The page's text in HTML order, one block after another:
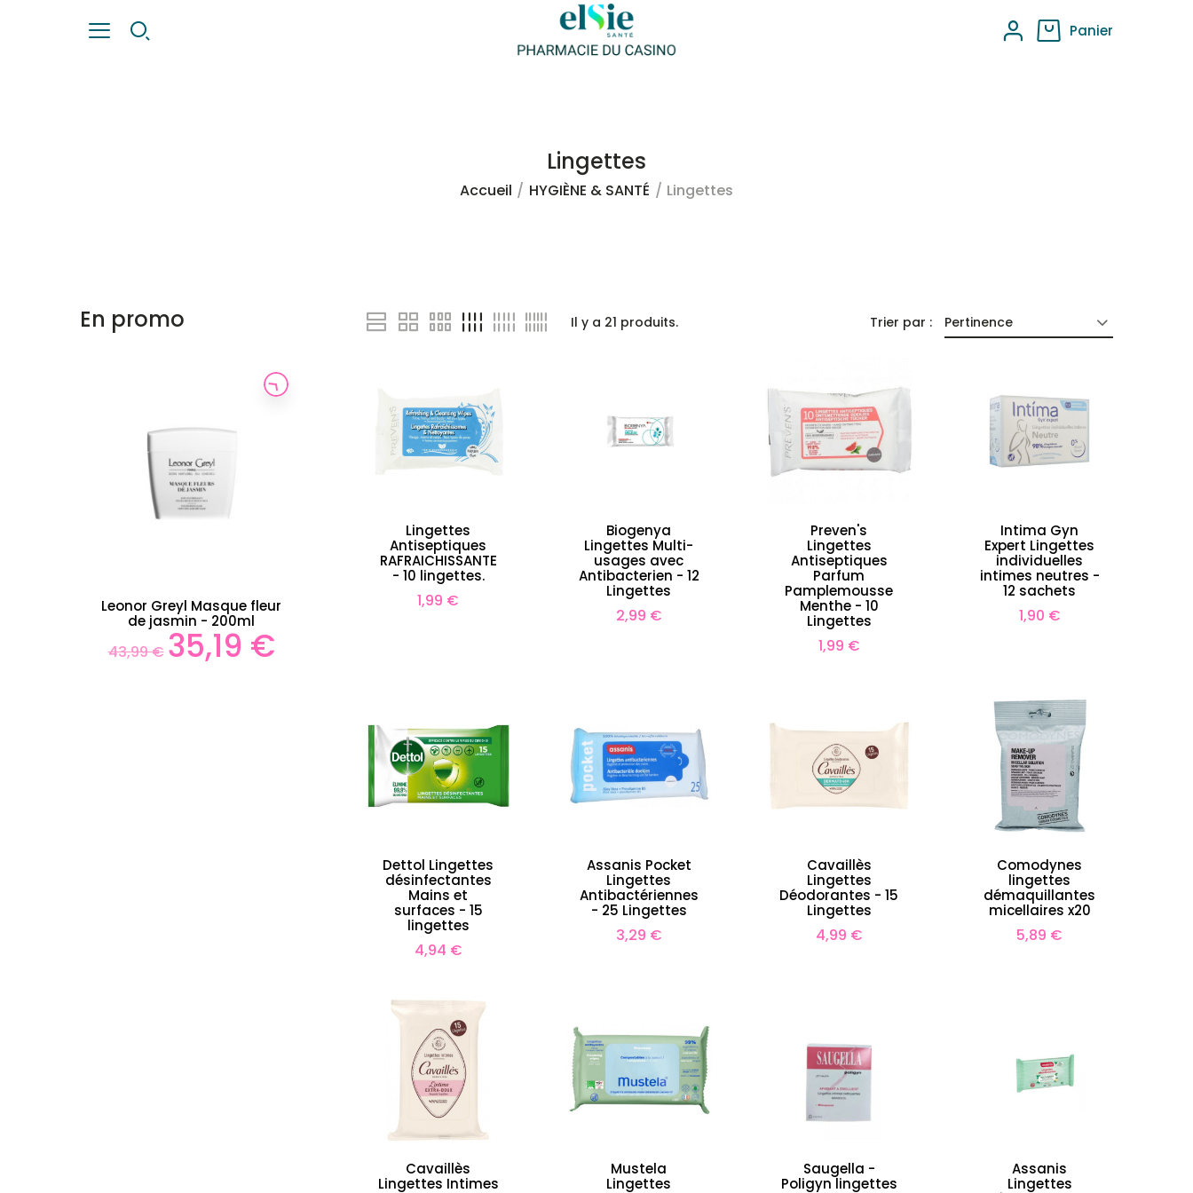
Panier
Lingettes
Accueil HYGIÈNE & SANTÉ Lingettes
En promo
Leonor Greyl Masque fleur
de jasmin - 200ml
Prix
43,99 € Prix
35,19 €
Masque à l'Orchidée -
LEONOR GREYL Baume
Modelant Bois de Rose - 50
Lait Luminescence Bi-Phase
Il y a 21 produits. Trier par : Pertinence
Lingettes
Antiseptiques
RAFRAICHISSANTE
- 10 lingettes.
Prix
1,99 €
Biogenya
Lingettes Multi-
usages avec
Antibacterien - 12
Lingettes
Prix
2,99 €
Preven's
Lingettes
Antiseptiques
Parfum
Pamplemousse
Menthe - 10
Lingettes
Prix
1,99 €
Intima Gyn
Expert Lingettes
individuelles
intimes neutres -
12 sachets
Prix
1,90 €
Dettol Lingettes
désinfectantes
Mains et
surfaces - 15
lingettes
Prix
4,94 €
Assanis Pocket
Lingettes
Antibactériennes
- 25 Lingettes
Prix
3,29 €
Cavaillès
Lingettes
Déodorantes - 15
Lingettes
Prix
4,99 €
Comodynes
lingettes
démaquillantes
micellaires x20
Prix
5,89 €
Cavaillès
Lingettes Intimes
Mustela
Lingettes
Saugella -
Poligyn lingettes
Assanis
Lingettes